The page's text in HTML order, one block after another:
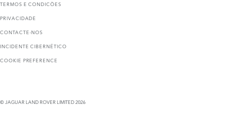
TERMOS E CONDICÕES
PRIVACIDADE
CONTACTE-NOS
INCIDENTE CIBERNÉTICO
COOKIE PREFERENCE
© JAGUAR LAND ROVER LIMITED 2026